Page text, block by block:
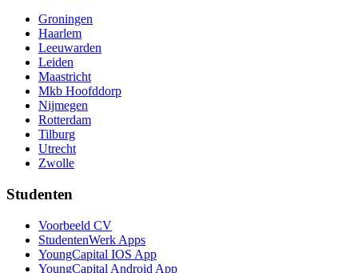
Groningen
Haarlem
Leeuwarden
Leiden
Maastricht
Mkb Hoofddorp
Nijmegen
Rotterdam
Tilburg
Utrecht
Zwolle
Studenten
Voorbeeld CV
StudentenWerk Apps
YoungCapital IOS App
YoungCapital Android App